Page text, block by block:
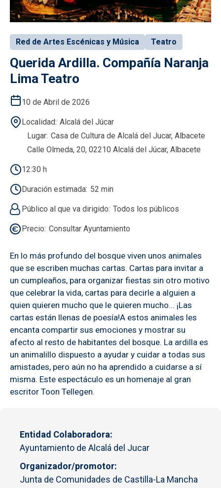
Red de Artes Escénicas y Música Teatro
Querida Ardilla. Compañía Naranja
Lima Teatro
10 de Abril de 2026
Localidad Alcalá del Júcar
Lugar Casa de Cultura de Alcalá del Jucar, Albacete
Calle Olmeda, 20, 02210 Alcalá del Júcar, Albacete
12:30 h
Duración estimada 52 min
Público al que va dirigido Todos los públicos
Precio Consultar Ayuntamiento
En lo más profundo del bosque viven unos animales
que se escriben muchas cartas. Cartas para invitar a
un cumpleaños, para organizar fiestas sin otro motivo
que celebrar la vida, cartas para decirle a alguien a
quien quieren mucho que le quieren mucho... ¡Las
cartas están llenas de poesía!A estos animales les
encanta compartir sus emociones y mostrar su
afecto al resto de habitantes del bosque. La ardilla es
un animalillo dispuesto a ayudar y cuidar a todas sus
amistades, pero aún no ha aprendido a cuidarse a sí
misma. Este espectáculo es un homenaje al gran
escritor Toon Tellegen.
Entidad Colaboradora
Ayuntamiento de Alcalá del Jucar
Organizador/promotor
Junta de Comunidades de Castilla-La Mancha